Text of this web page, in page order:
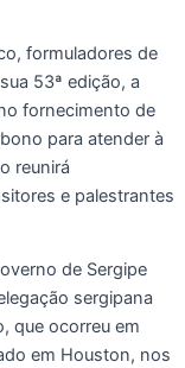
formuladores de
53ª edição, a
fornecimento de
para atender à
reunirá
e palestrantes
de Sergipe
sergipana
que ocorreu em
em Houston, nos